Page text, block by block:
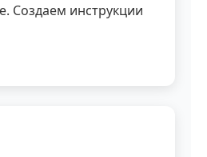
Создаем инструкции